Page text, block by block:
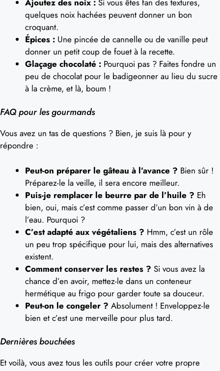
quelques noix hachées peuvent donner un bon
croquant.
Épices : Une pincée de cannelle ou de vanille peut
donner un petit coup de fouet à la recette.
Glaçage chocolaté : Pourquoi pas ? Faites fondre un
peu de chocolat pour le badigeonner au lieu du sucre
à la crème, et là, boum !
FAQ pour les gourmands
Vous avez un tas de questions ? Bien, je suis là pour y
répondre :
Peut-on préparer le gâteau à l’avance ? Bien sûr !
Préparez-le la veille, il sera encore meilleur.
Puis-je remplacer le beurre par de l’huile ? Eh
bien, oui, mais c’est comme passer d’un bon vin à de
l’eau. Pourquoi ?
C’est adapté aux végétaliens ? Hmm, c’est un rôle
un peu trop spécifique pour lui, mais des alternatives
existent.
Comment conserver les restes ? Si vous avez la
chance d’en avoir, mettez-le dans un conteneur
hermétique au frigo pour garder toute sa douceur.
Peut-on le congeler ? Absolument ! Enveloppez-le
bien et c’est une merveille pour plus tard.
Dernières bouchées
Et voilà, vous avez tous les outils pour créer votre propre